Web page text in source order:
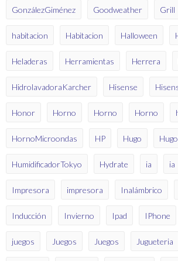
GonzálezGiménez Goodweather Grill
habitacion Habitacion Halloween
Heladeras Herramientas Herrera
HidrolavadoraKarcher Hisense
Honor Horno Horno Horno
HornoMicroondas HP Hugo
HumidificadorTokyo Hydrate ia ia
Impresora impresora Inalámbrico
Inducción Invierno Ipad IPhone
juegos Juegos Juegos Jugueteria